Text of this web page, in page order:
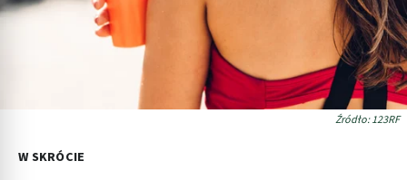
Źródło: 123RF
W SKRÓCIE